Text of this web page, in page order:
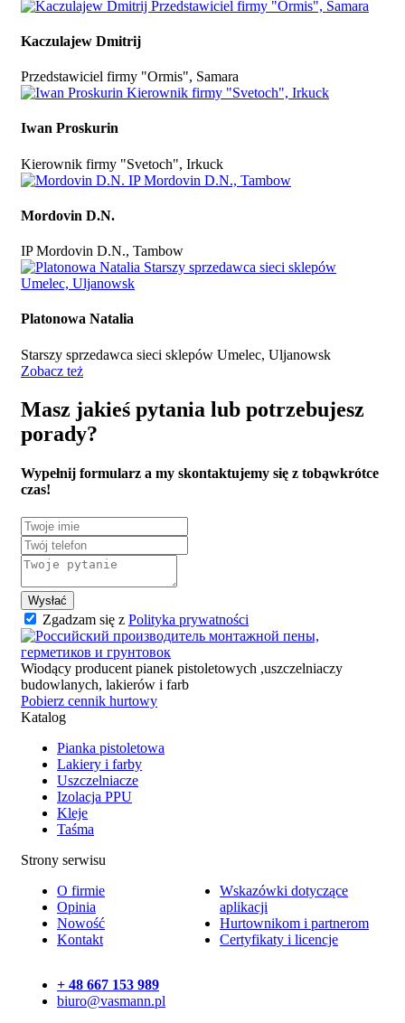
Kaczulajew Dmitrij
Przedstawiciel firmy "Ormis", Samara
Iwan Proskurin
Kierownik firmy "Svetoch", Irkuck
Mordovin D.N.
IP Mordovin D.N., Tambow
Platonowa Natalia
Starszy sprzedawca sieci sklepów Umelec, Uljanowsk
Zobacz też
Masz jakieś pytania lub potrzebujesz
porady?
Wypełnij formularz a my skontaktujemy się z tobąwkrótce
czas!
Wysłać
Zgadzam się z Polityka prywatności
Wiodący producent pianek pistoletowych ,uszczelniaczy
budowlanych, lakierów i farb
Pobierz cennik hurtowy
Katalog
Pianka pistoletowa
Lakiery i farby
Uszczelniacze
Izolacja PPU
Kleje
Taśma
Strony serwisu
O firmie
Opinia
Nowość
Kontakt
Wskazówki dotyczące
aplikacji
Hurtownikom i partnerom
Certyfikaty i licencje
+ 48 667 153 989
biuro@vasmann.pl